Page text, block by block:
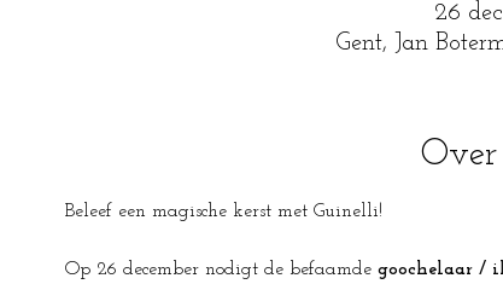
26
Gent, Jan
Beleef een magische kerst met Guinelli!
Op 26 december nodigt de befaamde goochelaar /